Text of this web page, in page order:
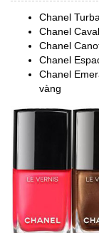
Chanel
Chanel
Chanel
Chanel
Chanel
vàng